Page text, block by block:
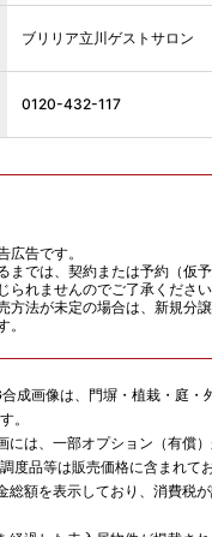
ブリリア立川ゲストサロン
0120-432-117
広告です。
までは、契約または予約（仮
られませんのでご了承ください
方法が未定の場合は、新規分
。
成画像は、門塀・植栽・庭・
。
には、一部オプション（有償
度品等は販売価格に含まれて
総額を表示しており、消費税